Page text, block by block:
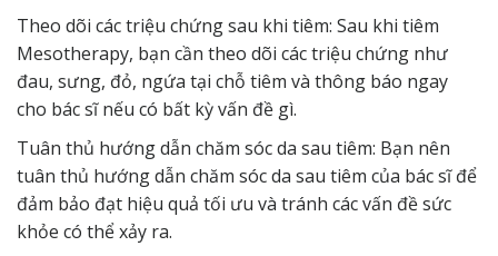
Theo dõi các triệu chứng sau khi tiêm: Sau khi tiêm
Mesotherapy, bạn cần theo dõi các triệu chứng như
đau, sưng, đỏ, ngứa tại chỗ tiêm và thông báo ngay
cho bác sĩ nếu có bất kỳ vấn đề gì.
Tuân thủ hướng dẫn chăm sóc da sau tiêm: Bạn nên
tuân thủ hướng dẫn chăm sóc da sau tiêm của bác sĩ để
đảm bảo đạt hiệu quả tối ưu và tránh các vấn đề sức
khỏe có thể xảy ra.